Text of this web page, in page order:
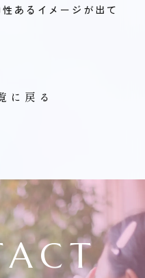
あるイメージが出て
に戻る